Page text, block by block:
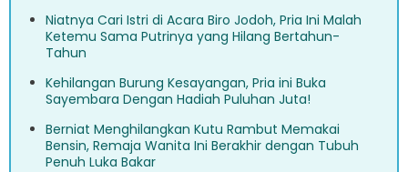
Niatnya Cari Istri di Acara Biro Jodoh, Pria Ini Malah
Ketemu Sama Putrinya yang Hilang Bertahun-
Tahun
Kehilangan Burung Kesayangan, Pria ini Buka
Sayembara Dengan Hadiah Puluhan Juta!
Berniat Menghilangkan Kutu Rambut Memakai
Bensin, Remaja Wanita Ini Berakhir dengan Tubuh
Penuh Luka Bakar